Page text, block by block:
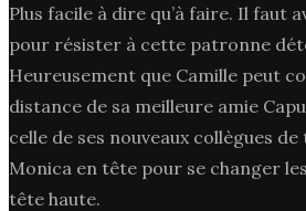
Plus facile à dire qu’à faire. Il faut
pour résister à cette patronne
Heureusement que Camille peut
distance de sa meilleure amie
celle de ses nouveaux collègues
Monica en tête pour se changer
tête haute.